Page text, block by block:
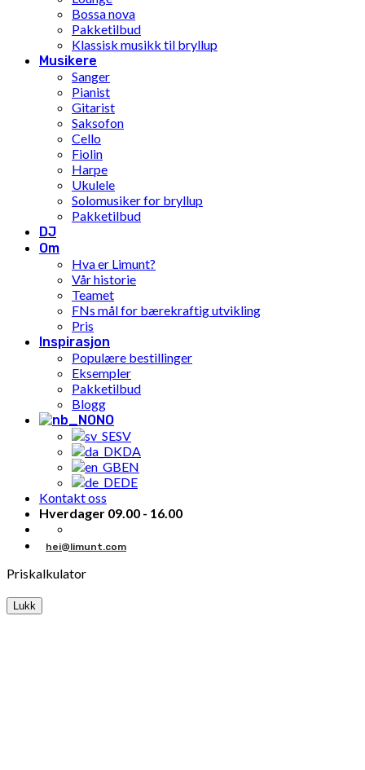
Bossa nova
Pakketilbud
Klassisk musikk til bryllup
Musikere
Sanger
Pianist
Gitarist
Saksofon
Cello
Fiolin
Harpe
Ukulele
Solomusiker for bryllup
Pakketilbud
DJ
Om
Hva er Limunt?
Vår historie
Teamet
FNs mål for bærekraftig utvikling
Pris
Inspirasjon
Populære bestillinger
Eksempler
Pakketilbud
Blogg
NO
SV
DA
EN
DE
Kontakt oss
Hverdager 09.00 - 16.00
hei@limunt.com
Priskalkulator
Lukk